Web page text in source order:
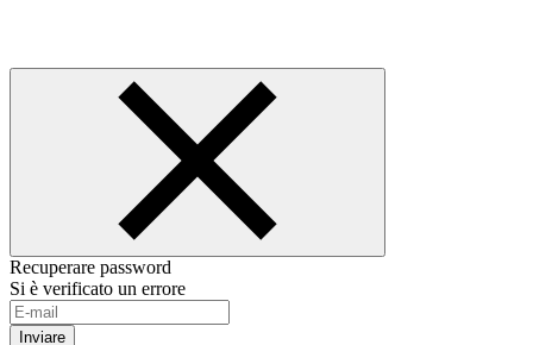
Recuperare password
Si è verificato un errore
Inviare